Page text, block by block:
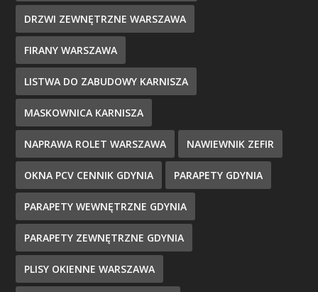
DRZWI ZEWNĘTRZNE WARSZAWA
FIRANY WARSZAWA
LISTWA DO ZABUDOWY KARNISZA
MASKOWNICA KARNISZA
NAPRAWA ROLET WARSZAWA NAWIEWNIK ZEFIR
OKNA PCV CENNIK GDYNIA PARAPETY GDYNIA
PARAPETY WEWNĘTRZNE GDYNIA
PARAPETY ZEWNĘTRZNE GDYNIA
PLISY OKIENNE WARSZAWA